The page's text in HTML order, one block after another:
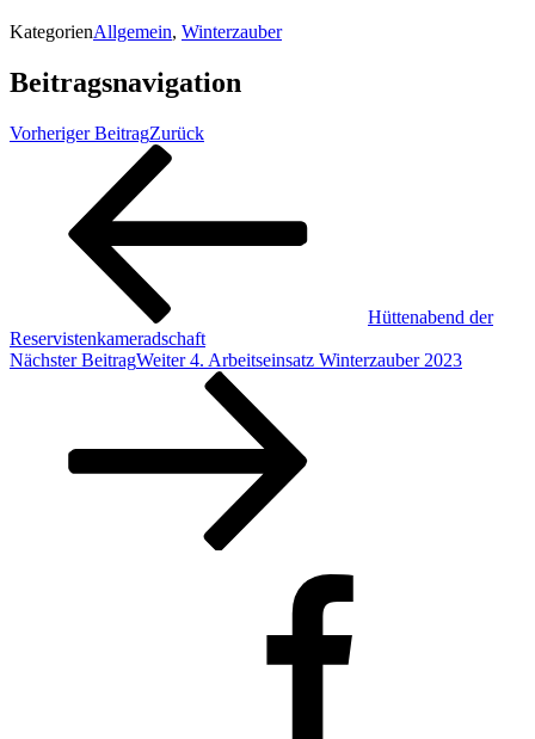
KategorienAllgemein, Winterzauber
Beitragsnavigation
Vorheriger BeitragZurück
Hüttenabend der
Reservistenkameradschaft
Nächster BeitragWeiter 4. Arbeitseinsatz Winterzauber 2023